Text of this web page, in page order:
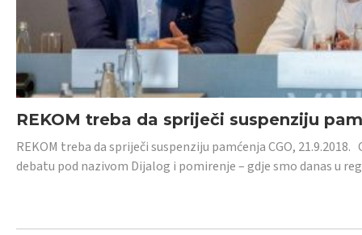
REKOM treba da spriječi suspenziju
REKOM treba da spriječi suspenziju pamćenja CGO,
debatu pod nazivom Dijalog i pomirenje – gdje smo danas u